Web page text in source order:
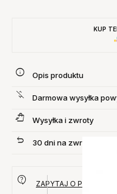
KUP
Opis produktu
Darmowa wysyłka
Wysyłka i zwroty
30 dni na zwrot
ZAPYTAJ O PRODUKT